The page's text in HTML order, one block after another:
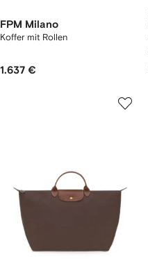
FPM Milano
Koffer mit Rollen
1.637 €